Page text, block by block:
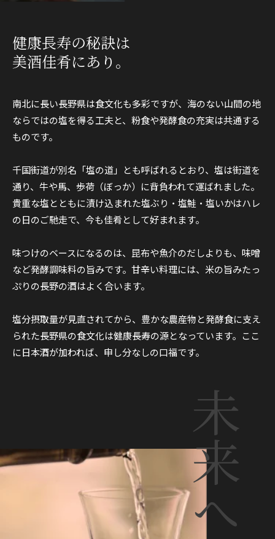
健康長寿の秘訣は
美酒佳肴にあり。
南北に長い長野県は食文化も多彩ですが、海のない山間の地
ならではの塩を得る工夫と、粉食や発酵食の充実は共通する
ものです。
千国街道が別名「塩の道」とも呼ばれるとおり、塩は街道を
通り、牛や馬、歩荷（ぼっか）に背負われて運ばれました。
貴重な塩とともに漬け込まれた塩ぶり・塩鮭・塩いかはハレ
の日のご馳走で、今も佳肴として好まれます。
味つけのベースになるのは、昆布や魚介のだしよりも、味噌
など発酵調味料の旨みです。甘辛い料理には、米の旨みたっ
ぷりの長野の酒はよく合います。
塩分摂取量が見直されてから、豊かな農産物と発酵食に支え
られた長野県の食文化は健康長寿の源となっています。ここ
に日本酒が加われば、申し分なしの口福です。
未来へ